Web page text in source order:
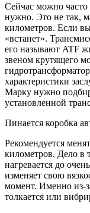
Сейчас можно
нужно. Это не так,
километров. Если вы
«встанет».
его называют ATF
звеном крутящего
характеристики
Марку нужно
установленной
Пинается коробка
Рекомендуется
километров. Дело в
нагревается до
изменяет свою
момент. Именно из-
толкается или